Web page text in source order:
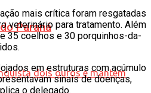
Paraná
mais crítica foram resgatadas
veterinário para tratamento. Além
35 coelhos e 30 porquinhos-da-
em estruturas com acúmulo
sinais de doenças,
o delegado.